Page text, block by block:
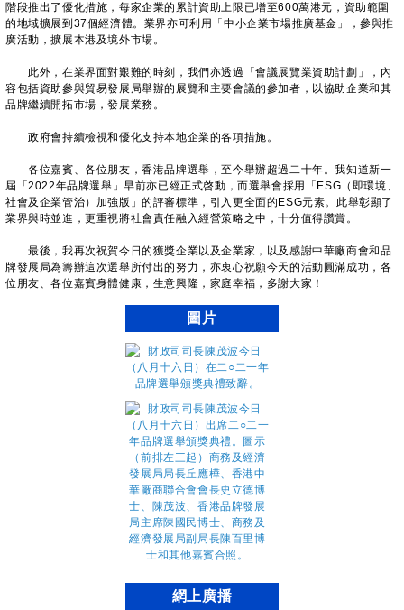
階段推出了優化措施，每家企業的累計資助上限已增至600萬港元，資助範圍
的地域擴展到37個經濟體。業界亦可利用「中小企業市場推廣基金」，參與推
廣活動，擴展本港及境外市場。
此外，在業界面對艱難的時刻，我們亦透過「會議展覽業資助計劃」，內
容包括資助參與貿易發展局舉辦的展覽和主要會議的參加者，以協助企業和其
品牌繼續開拓市場，發展業務。
政府會持續檢視和優化支持本地企業的各項措施。
各位嘉賓、各位朋友，香港品牌選舉，至今舉辦超過二十年。我知道新一
屆「2022年品牌選舉」早前亦已經正式啓動，而選舉會採用「ESG（即環境、
社會及企業管治）加強版」的評審標準，引入更全面的ESG元素。此舉彰顯了
業界與時並進，更重視將社會責任融入經營策略之中，十分值得讚賞。
最後，我再次祝賀今日的獲獎企業以及企業家，以及感謝中華廠商會和品
牌發展局為籌辦這次選舉所付出的努力，亦衷心祝願今天的活動圓滿成功，各
位朋友、各位嘉賓身體健康，生意興隆，家庭幸福，多謝大家！
圖片
網上廣播